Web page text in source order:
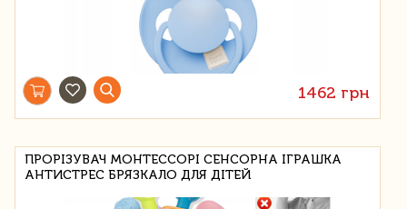
1462 грн
ПРОРІЗУВАЧ МОНТЕССОРІ СЕНСОРНА ІГРАШКА
АНТИСТРЕС БРЯЗКАЛО ДЛЯ ДІТЕЙ